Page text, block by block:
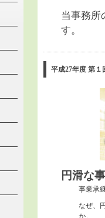
当事務所
す。
平成27年度 第
円滑な
事業承
なぜ、
か。